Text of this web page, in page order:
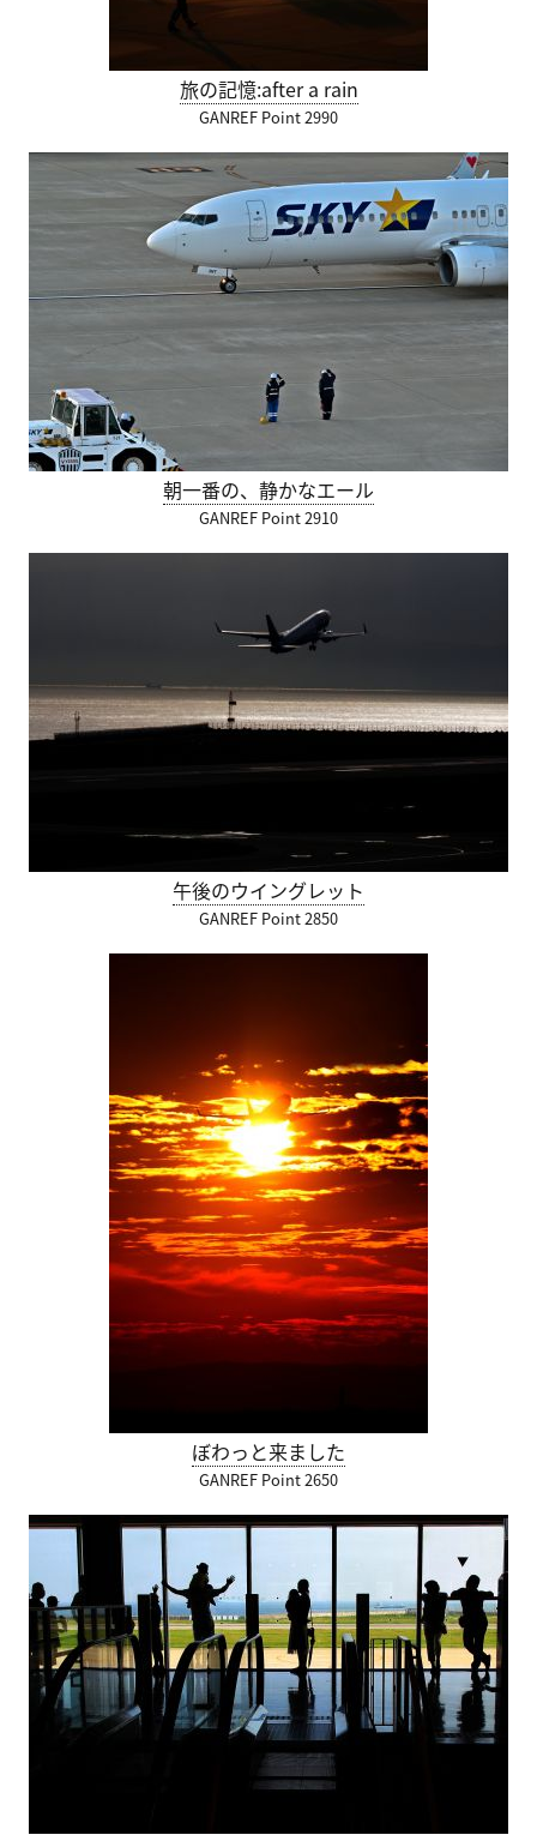
旅の記憶:after a rain
GANREF Point 2990
朝一番の、静かなエール
GANREF Point 2910
午後のウイングレット
GANREF Point 2850
ぼわっと来ました
GANREF Point 2650